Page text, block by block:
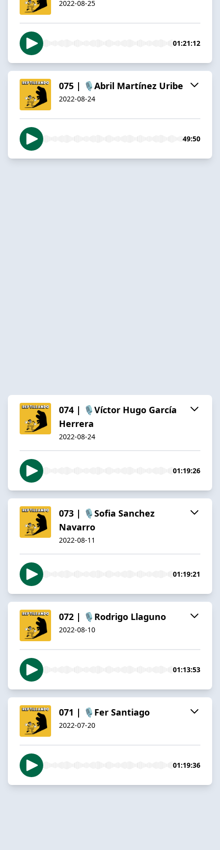
2022-08-25
01:21:12
075 | 🎙️Abril Martínez Uribe
2022-08-24
49:50
074 | 🎙️Víctor Hugo García
Herrera
2022-08-24
01:19:26
073 | 🎙️Sofia Sanchez
Navarro
2022-08-11
01:19:21
072 | 🎙️Rodrigo Llaguno
2022-08-10
01:13:53
071 | 🎙️Fer Santiago
2022-07-20
01:19:36